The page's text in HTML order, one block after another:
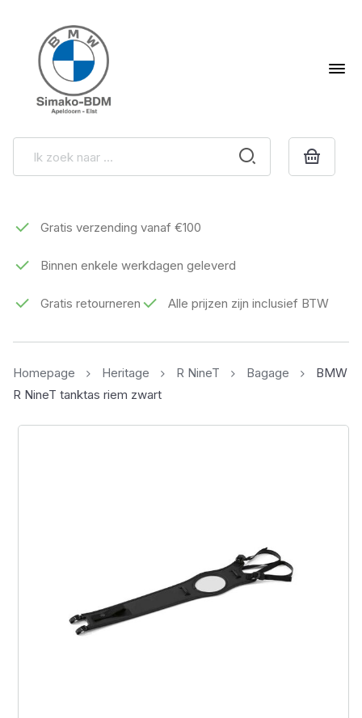
Gratis verzending vanaf €100
Binnen enkele werkdagen geleverd
Gratis retourneren Alle prijzen zijn inclusief BTW
Homepage Heritage R NineT Bagage
BMW
R NineT tanktas riem zwart